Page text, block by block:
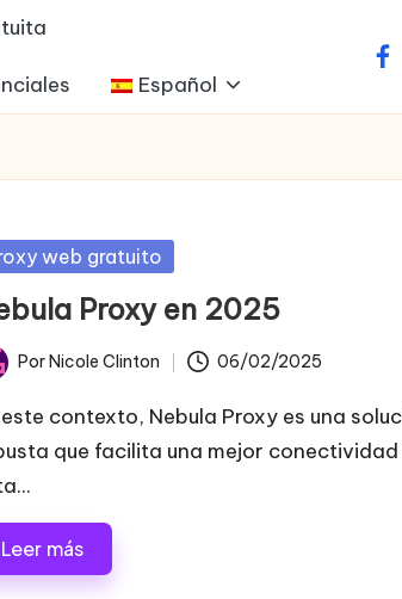
Español
web gratuito
Proxy en 2025
Por Nicole Clinton 06/02/2025
este contexto, Nebula Proxy es una
que facilita una mejor
Leer más